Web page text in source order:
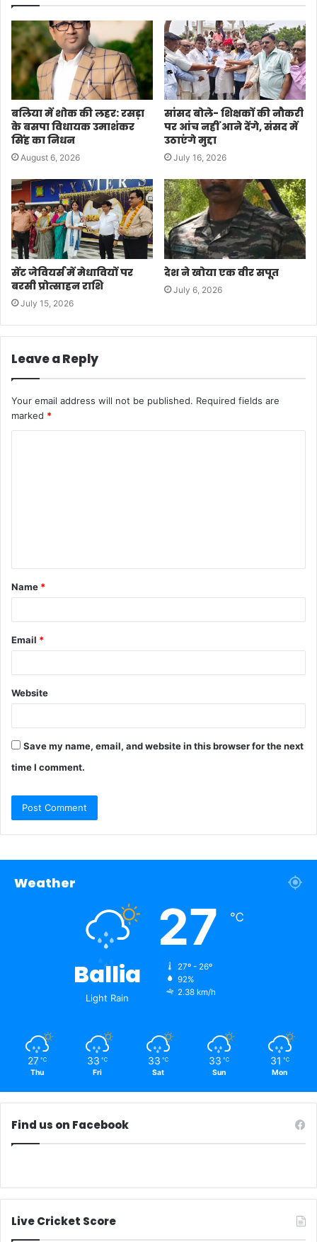
बलिया में शोक की लहर: रसड़ा
के बसपा विधायक उमाशंकर
सिंह का निधन
August 6, 2026
सांसद बोले- शिक्षकों की नौकरी
पर आंच नहीं आने देंगे, संसद में
उठाएंगे मुद्दा
July 16, 2026
सेंट जेवियर्स में मेधावियों पर
बरसी प्रोत्साहन राशि
July 15, 2026
देश ने खोया एक वीर सपूत
July 6, 2026
Leave a Reply
Your email address will not be published. Required fields are
marked *
t
*
Name *
Email *
Website
Save my name, email, and website in this browser for the next
time I comment.
Weather
Ballia
Light Rain
27 ℃
27º - 26º
92%
2.38 km/h
27 ℃
Thu
33 ℃
Fri
33 ℃
Sat
33 ℃
Sun
31 ℃
Mon
Find us on Facebook
Live Cricket Score